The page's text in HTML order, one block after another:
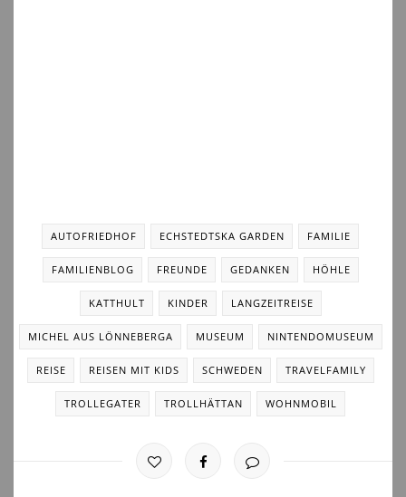
AUTOFRIEDHOF ECHSTEDTSKA GARDEN FAMILIE
FAMILIENBLOG FREUNDE GEDANKEN HÖHLE
KATTHULT KINDER LANGZEITREISE
MICHEL AUS LÖNNEBERGA MUSEUM NINTENDOMUSEUM
REISE REISEN MIT KIDS SCHWEDEN TRAVELFAMILY
TROLLEGATER TROLLHÄTTAN WOHNMOBIL